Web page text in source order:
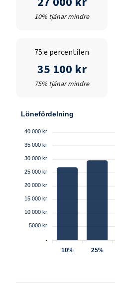
10% tjänar mindre
75:e percentilen
35 100 kr
75% tjänar mindre
Lönefördelning
40 000 kr
35 000 kr
30 000 kr
25 000 kr
20 000 kr
15 000 kr
10 000 kr
5000 kr
10% 25%